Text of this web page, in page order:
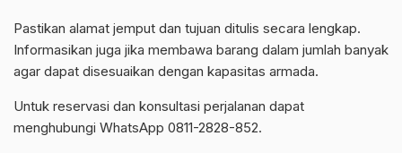
Pastikan alamat jemput dan tujuan ditulis secara lengkap.
Informasikan juga jika membawa barang dalam jumlah banyak
agar dapat disesuaikan dengan kapasitas armada.
Untuk reservasi dan konsultasi perjalanan dapat
menghubungi WhatsApp 0811-2828-852.